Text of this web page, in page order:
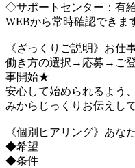
◇サポートセンター：有
WEBから常時確認できま
《ざっくりご説明》お仕
働き方の選択→応募→ご
事開始★
安心して始められるよう
みからじっくりお伝えし
《個別ヒアリング》あ
◆希望
◆条件